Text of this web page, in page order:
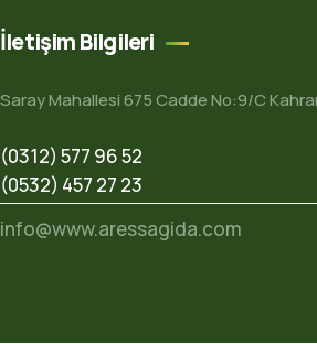
İletişim Bilgileri
Saray Mahallesi 675 Cadde No:9/C
(0312) 577 96 52
(0532) 457 27 23
info@www.aressagida.com